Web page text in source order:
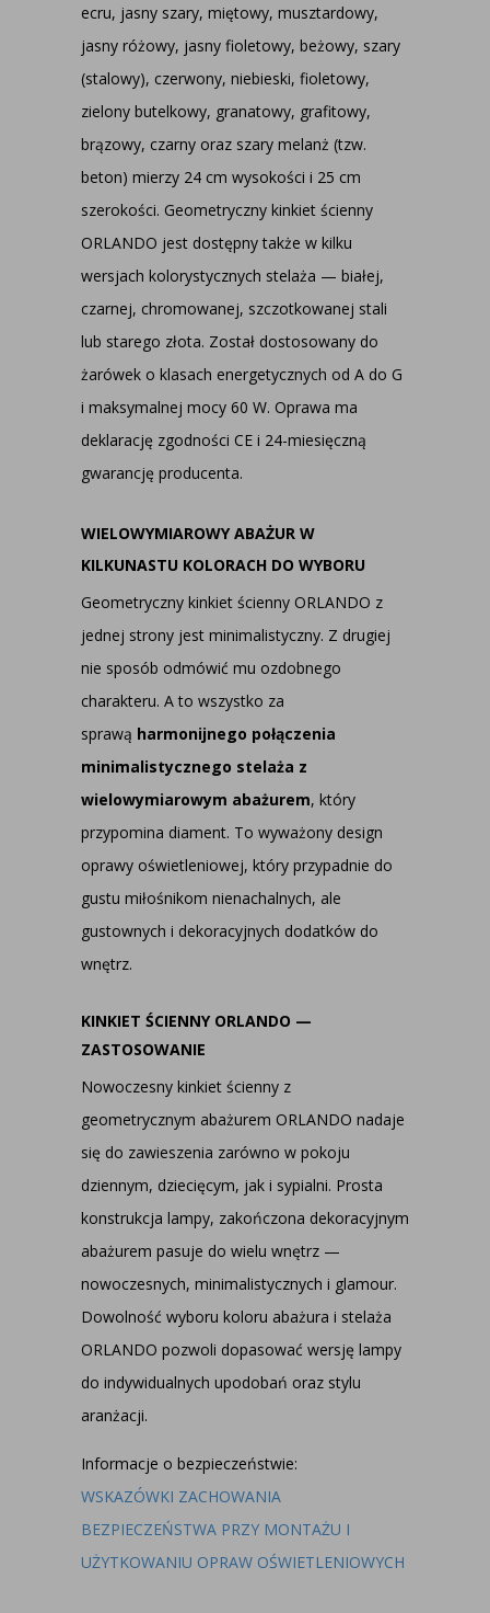
ecru, jasny szary, miętowy, musztardowy,
jasny różowy, jasny fioletowy, beżowy, szary
(stalowy), czerwony, niebieski, fioletowy,
zielony butelkowy, granatowy, grafitowy,
brązowy, czarny oraz szary melanż (tzw.
beton) mierzy 24 cm wysokości i 25 cm
szerokości. Geometryczny kinkiet ścienny
ORLANDO jest dostępny także w kilku
wersjach kolorystycznych stelaża — białej,
czarnej, chromowanej, szczotkowanej stali
lub starego złota. Został dostosowany do
żarówek o klasach energetycznych od A do G
i maksymalnej mocy 60 W. Oprawa ma
deklarację zgodności CE i 24-miesięczną
gwarancję producenta.
WIELOWYMIAROWY ABAŻUR W
KILKUNASTU KOLORACH DO WYBORU
Geometryczny kinkiet ścienny ORLANDO z
jednej strony jest minimalistyczny. Z drugiej
nie sposób odmówić mu ozdobnego
charakteru. A to wszystko za
sprawą harmonijnego połączenia
minimalistycznego stelaża z
wielowymiarowym abażurem, który
przypomina diament. To wyważony design
oprawy oświetleniowej, który przypadnie do
gustu miłośnikom nienachalnych, ale
gustownych i dekoracyjnych dodatków do
wnętrz.
KINKIET ŚCIENNY ORLANDO —
ZASTOSOWANIE
Nowoczesny kinkiet ścienny z
geometrycznym abażurem ORLANDO nadaje
się do zawieszenia zarówno w pokoju
dziennym, dziecięcym, jak i sypialni. Prosta
konstrukcja lampy, zakończona dekoracyjnym
abażurem pasuje do wielu wnętrz —
nowoczesnych, minimalistycznych i glamour.
Dowolność wyboru koloru abażura i stelaża
ORLANDO pozwoli dopasować wersję lampy
do indywidualnych upodobań oraz stylu
aranżacji.
Informacje o bezpieczeństwie:
WSKAZÓWKI ZACHOWANIA
BEZPIECZEŃSTWA PRZY MONTAŻU I
UŻYTKOWANIU OPRAW OŚWIETLENIOWYCH